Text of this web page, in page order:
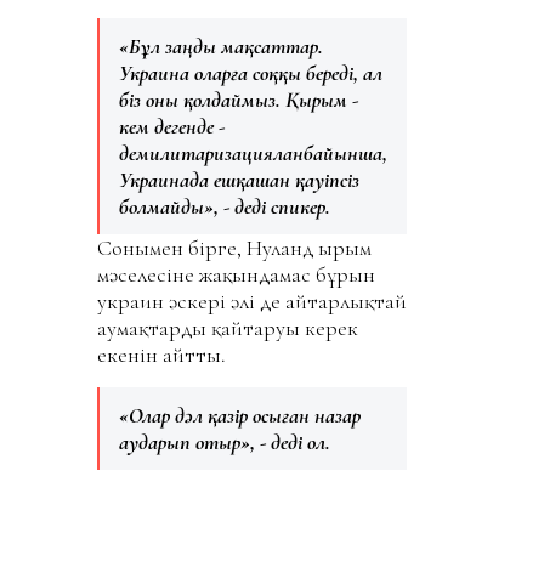
«Бұл заңды мақсаттар.
Украина оларға соққы береді, ал
біз оны қолдаймыз. Қырым -
кем дегенде -
демилитаризацияланбайынша,
Украинада ешқашан қауіпсіз
болмайды», - деді спикер.
Сонымен бірге, Нуланд Қырым
мәселесіне жақындамас бұрын
украин әскері әлі де айтарлықтай
аумақтарды қайтаруы керек
екенін айтты.
«Олар дәл қазір осыған назар
аударып отыр», - деді ол.